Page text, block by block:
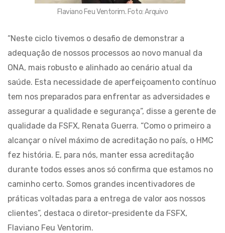
Flaviano Feu Ventorim. Foto: Arquivo
“Neste ciclo tivemos o desafio de demonstrar a
adequação de nossos processos ao novo manual da
ONA, mais robusto e alinhado ao cenário atual da
saúde. Esta necessidade de aperfeiçoamento contínuo
tem nos preparados para enfrentar as adversidades e
assegurar a qualidade e segurança”, disse a gerente de
qualidade da FSFX, Renata Guerra. “Como o primeiro a
alcançar o nível máximo de acreditação no país, o HMC
fez história. E, para nós, manter essa acreditação
durante todos esses anos só confirma que estamos no
caminho certo. Somos grandes incentivadores de
práticas voltadas para a entrega de valor aos nossos
clientes”, destaca o diretor-presidente da FSFX,
Flaviano Feu Ventorim.